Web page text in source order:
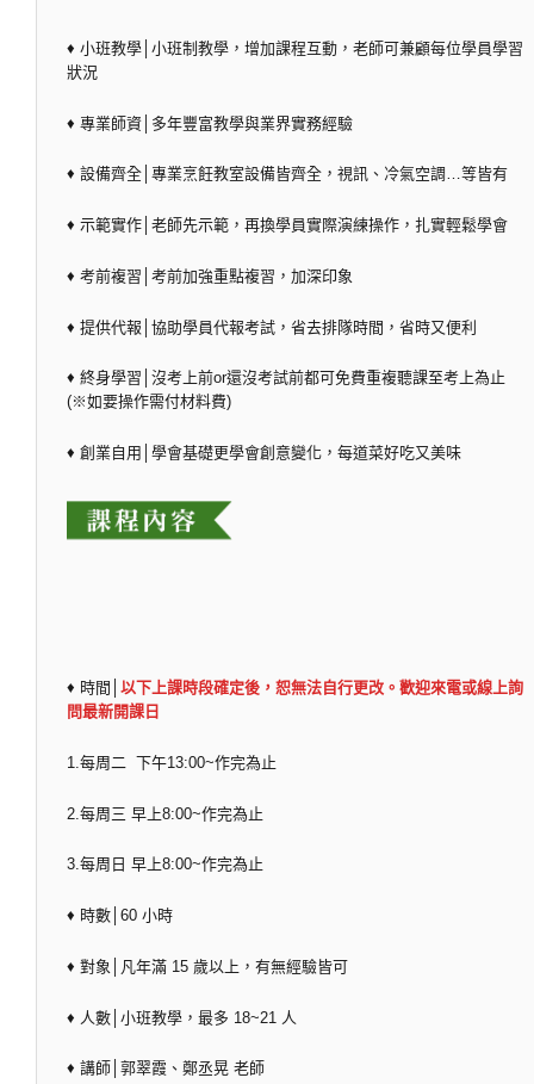
♦ 小班教學│小班制教學，增加課程互動，老師可兼顧每位學員學習
狀況
♦ 專業師資│多年豐富教學與業界實務經驗
♦ 設備齊全│專業烹飪教室設備皆齊全，視訊、冷氣空調…等皆有
♦ 示範實作│老師先示範，再換學員實際演練操作，扎實輕鬆學會
♦ 考前複習│考前加強重點複習，加深印象
♦ 提供代報│協助學員代報考試，省去排隊時間，省時又便利
♦ 終身學習│沒考上前or還沒考試前都可免費重複聽課至考上為止
(※如要操作需付材料費)
♦ 創業自用│學會基礎更學會創意變化，每道菜好吃又美味
♦ 時間│ 以下上課時段確定後，恕無法自行更改。歡迎來電或線上詢
問最新開課日
1.每周二 下午13:00~作完為止
2.每周三 早上8:00~作完為止
3.每周日 早上8:00~作完為止
♦ 時數│60 小時
♦ 對象│凡年滿 15 歲以上，有無經驗皆可
♦ 人數│小班教學，最多 18~21 人
♦ 講師│郭翠霞、鄭丞晃 老師